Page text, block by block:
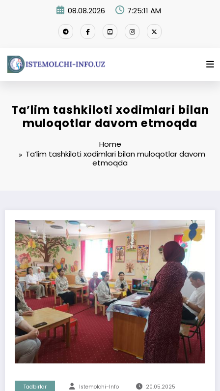
08.08.2026 7:25:11 AM
Ta’lim tashkiloti xodimlari bilan
muloqotlar davom etmoqda
Home
Ta’lim tashkiloti xodimlari bilan muloqotlar davom
etmoqda
Tadbirlar Istemolchi-Info 20.05.2025